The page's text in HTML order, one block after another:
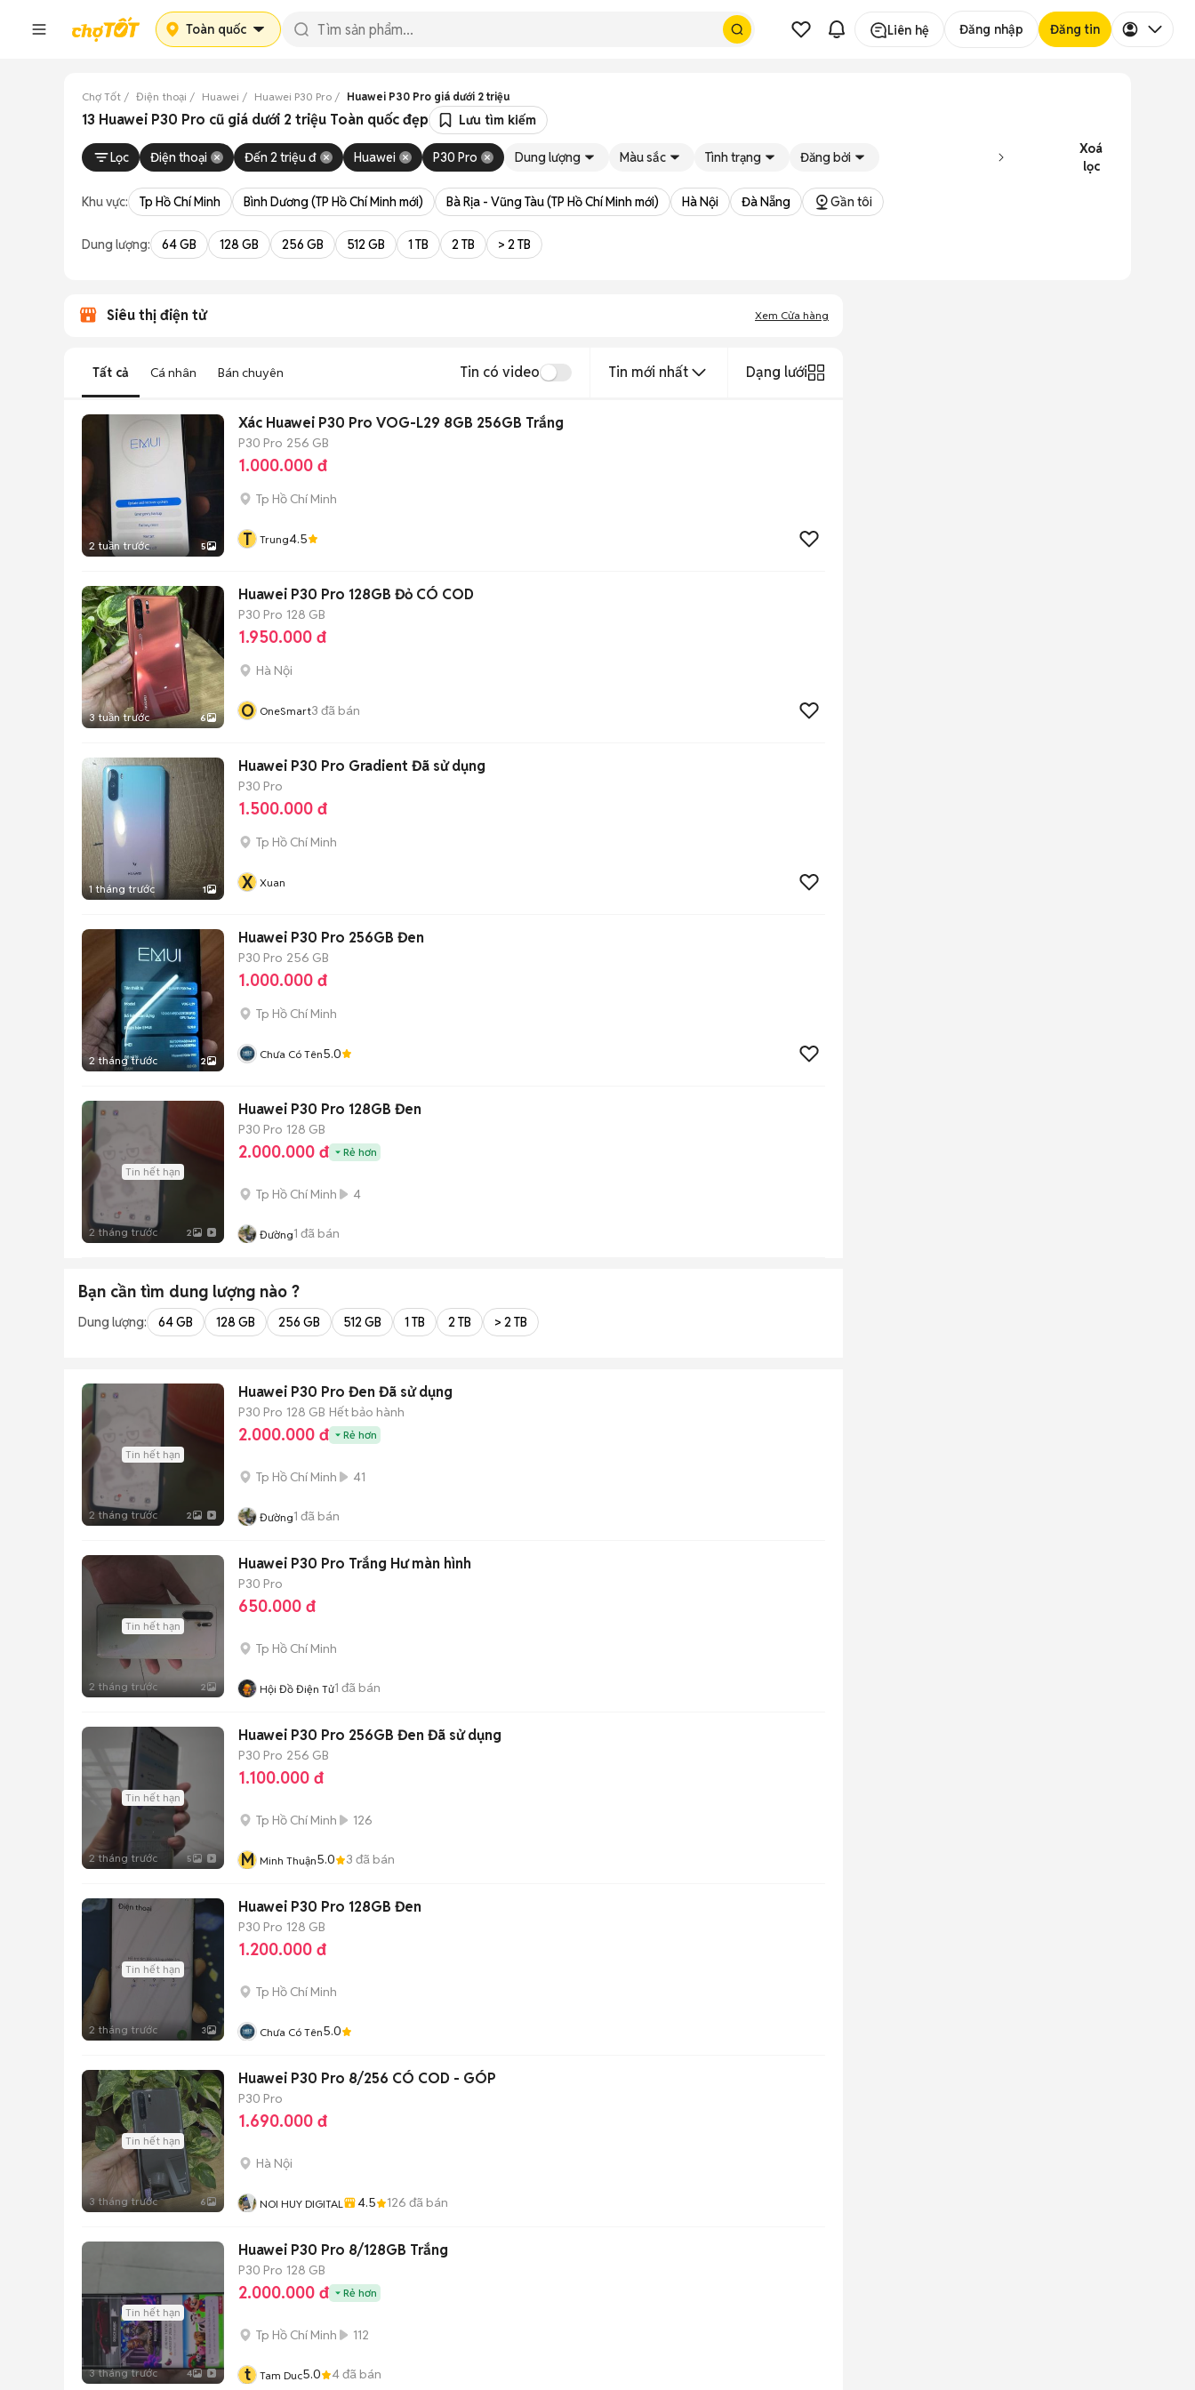
Toàn quốc Liên hệ Đăng nhập Đăng tin
Chợ Tốt Điện thoại Huawei Huawei P30 Pro Huawei P30 Pro giá dưới 2 triệu
13 Huawei P30 Pro cũ giá dưới 2 triệu Toàn quốc đẹp Lưu tìm kiếm
Lọc Điện thoại Đến 2 triệu đ Huawei P30 Pro Dung lượng Màu sắc Tình trạng Đăng bởi
Xoá
lọc
Khu vực: Tp Hồ Chí Minh Bình Dương (TP Hồ Chí Minh mới) Bà Rịa - Vũng Tàu (TP Hồ Chí Minh mới) Hà Nội Đà Nẵng Gần tôi
Dung lượng: 64 GB 128 GB 256 GB 512 GB 1 TB 2 TB > 2 TB
Siêu thị điện tử Xem Cửa hàng
Tất cả Cá nhân Bán chuyên Tin có video Tin mới nhất Dạng lưới
2 tuần trước 5
Xác Huawei P30 Pro VOG-L29 8GB 256GB Trắng
P30 Pro 256 GB
1.000.000 đ
Tp Hồ Chí Minh
T Trung4.5
3 tuần trước 6
Huawei P30 Pro 128GB Đỏ CÓ COD
P30 Pro 128 GB
1.950.000 đ
Hà Nội
O OneSmart3 đã bán
1 tháng trước 1
Huawei P30 Pro Gradient Đã sử dụng
P30 Pro
1.500.000 đ
Tp Hồ Chí Minh
X Xuan
2 tháng trước 2
Huawei P30 Pro 256GB Đen
P30 Pro 256 GB
1.000.000 đ
Tp Hồ Chí Minh
Chưa Có Tên5.0
Tin hết hạn
2 tháng trước 2
Huawei P30 Pro 128GB Đen
P30 Pro 128 GB
2.000.000 đ Rẻ hơn
Tp Hồ Chí Minh 4
Đường1 đã bán
Bạn cần tìm dung lượng nào ?
Dung lượng: 64 GB 128 GB 256 GB 512 GB 1 TB 2 TB > 2 TB
Tin hết hạn
2 tháng trước 2
Huawei P30 Pro Đen Đã sử dụng
P30 Pro 128 GB Hết bảo hành
2.000.000 đ Rẻ hơn
Tp Hồ Chí Minh 41
Đường1 đã bán
Tin hết hạn
2 tháng trước 2
Huawei P30 Pro Trắng Hư màn hình
P30 Pro
650.000 đ
Tp Hồ Chí Minh
Hội Đồ Điện Tử1 đã bán
Tin hết hạn
2 tháng trước 5
Huawei P30 Pro 256GB Đen Đã sử dụng
P30 Pro 256 GB
1.100.000 đ
Tp Hồ Chí Minh 126
M Minh Thuận5.0 3 đã bán
Tin hết hạn
2 tháng trước 3
Huawei P30 Pro 128GB Đen
P30 Pro 128 GB
1.200.000 đ
Tp Hồ Chí Minh
Chưa Có Tên5.0
Tin hết hạn
3 tháng trước 6
Huawei P30 Pro 8/256 CÓ COD - GÓP
P30 Pro
1.690.000 đ
Hà Nội
NOI HUY DIGITAL 4.5 126 đã bán
Tin hết hạn
3 tháng trước 4
Huawei P30 Pro 8/128GB Trắng
P30 Pro 128 GB
2.000.000 đ Rẻ hơn
Tp Hồ Chí Minh 112
t Tam Duc5.0 4đã bán